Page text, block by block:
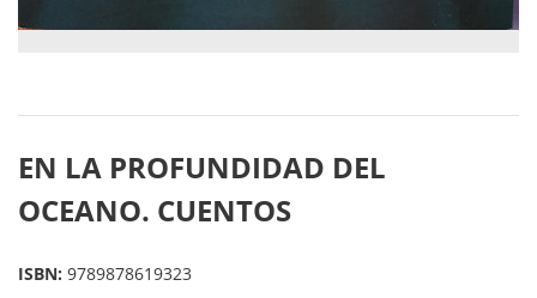
EN LA PROFUNDIDAD DEL
OCEANO. CUENTOS
ISBN: 9789878619323